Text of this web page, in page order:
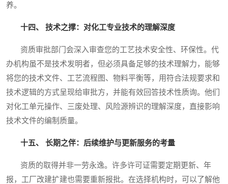
养。
十四、 技术之撑：对化工专业技术的理解深度
资质审批部门会深入审查您的工艺技术安全性、环保性。代
办机构虽不是技术发明者，但必须具备足够的技术理解力，能够
将您的技术文件、工艺流程图、物料平衡等，用符合法规要求和
技术逻辑的方式呈现给审批方，并能有效回答技术性质询。他们
对化工单元操作、三废处理、风险源辨识的理解深度，直接影响
技术文件的编制质量。
十五、 长期之伴：后续维护与更新服务的考量
资质的取得并非一劳永逸。许多许可证需要定期更新、年
报，工厂改建扩建也需要重新报批。在选择机构时，可以了解他